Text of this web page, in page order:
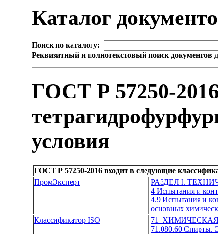
Каталог
Поиск по каталогу:
Реквизитный и полнотекстовый поиск документов
ГОСТ Р 57250-
условия
ГОСТ Р 57250-2016 входит в следующие
ПромЭксперт
РАЗДЕЛ I.
4 Испытания и
4.9 Испытания и
основных
Классификатор ISO
71
71.080.60 Спирты.